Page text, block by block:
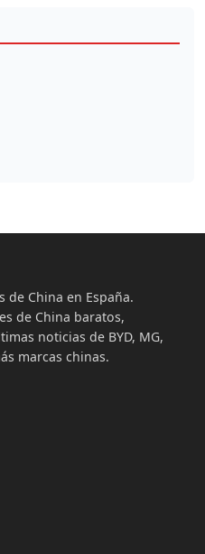
de China en España.
de China baratos,
noticias de BYD, MG,
marcas chinas.